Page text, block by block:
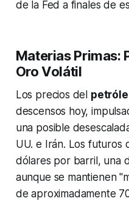
de la Fed a finales de
Materias Primas:
Oro Volátil
Los precios del
descensos hoy,
una posible
UU. e Irán. Los futuros
dólares por barril, una
aunque se mantienen
de aproximadamente